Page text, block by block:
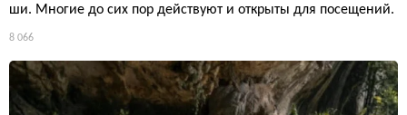
ши. Многие до сих пор действуют и открыты для посещений.
8 066